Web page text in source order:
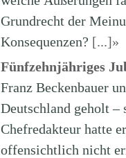
Grundrecht der
Konsequenzen? [...]»
Fünfzehnjähriges
Franz Beckenbauer
Deutschland geholt –
Chefredakteur hatte
offensichtlich nicht